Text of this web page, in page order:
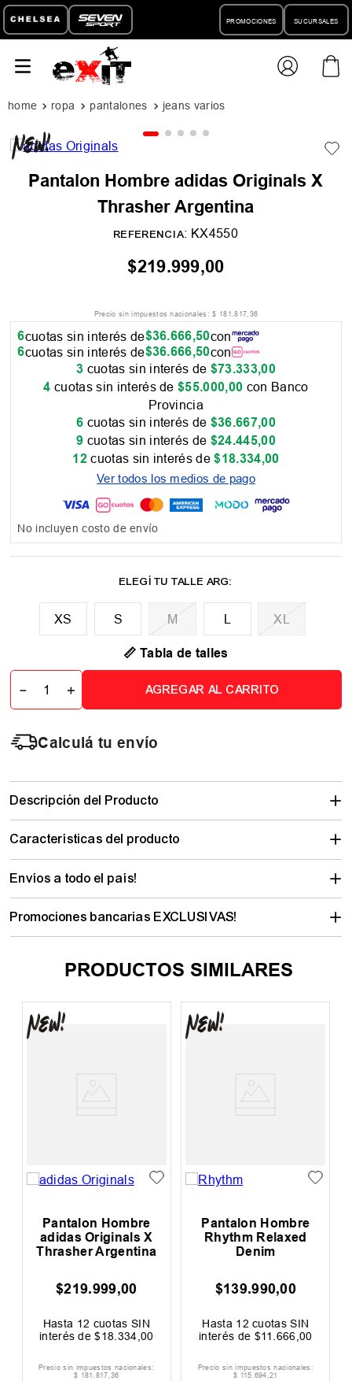
PROMOCIONES SUCURSALES
ropa pantalones jeans varios
Pantalon Hombre adidas Originals X
Thrasher Argentina
REFERENCIA: KX4550
$219.999,00
Precio sin impuestos nacionales:$ 181.817,36
6cuotas sin interés de$36.666,50con
6cuotas sin interés de$36.666,50con
3 cuotas sin interés de $73.333,00
4 cuotas sin interés de$55.000,00 con Banco
Provincia
6 cuotas sin interés de $36.667,00
9 cuotas sin interés de $24.445,00
12 cuotas sin interés de$18.334,00
Ver todos los medios de pago
No incluyen costo de envío
XS M XL
📏 Tabla de talles
＋
－ AGREGAR AL CARRITO
Calculá tu envío
Descripción del Producto
Características del producto
Envíos a todo el país!
Promociones bancarias EXCLUSIVAS!
PRODUCTOS SIMILARES
Pantalon Hombre
adidas Originals X
Thrasher Argentina
$219.999,00
Hasta 12 cuotas SIN
interés de$18 334 00
Precio sin impuestos nacionales:
$ 181.817,36
Pantalon Hombre
Rhythm Relaxed
Denim
$139.990,00
Hasta 12 cuotas SIN
interés de $11 666 00
Precio sin impuestos nacionales:
$ 115.694,21